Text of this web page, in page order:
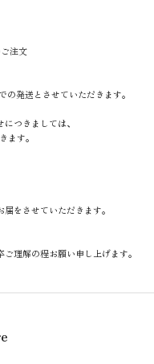
注文
発送とさせていただきます。
つきましては、
ます。
をさせていただきます。
理解の程お願い申し上げます。